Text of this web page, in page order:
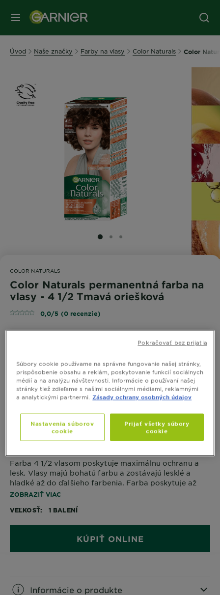
Úvod Naše značky Farby na vlasy Color Naturals Color
SLIDE 1
SLIDE 2
SLIDE 3
COLOR NATURALS
Color Naturals permanentná farba na
vlasy - 4 1/2 Tmavá oriešková
0,0/5 (0 recenzie)
Zobraziť Podobné Odtiene
Color Naturals permanentná
farba na vlasy - 4 1/2 Tmavá
oriešková
Farba 4 1/2 vlasom poskytuje maximálnu ochranu a
lesk. Vlasy majú bohatú farbu a zostávajú lesklé a
hladké až do ďalšieho farbenia. Farba poskytuje až
100 % krytie šedín.
ZOBRAZIŤ VIAC
VEĽKOSŤ 1 BALENÍ
KÚPIŤ ONLINE
Informácie o produkte
Súbory cookie používame na správne fungovanie našej stránky,
prispôsobenie obsahu a reklám, poskytovanie funkcií sociálnych
médií a na analýzu návštevnosti. Informácie o používaní našej
stránky tiež zdieľame s našimi sociálnymi médiami, reklamnými
a analytickými partnermi.
Zásady ochrany osobných údajov
Nastavenia súborov
cookie
Prijať všetky súbory
cookie
Pokračovať bez prijatia